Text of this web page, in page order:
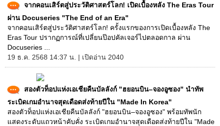
จากคอนเสิร์ตสู่ประวัติศาสตร์โลก! เปิดเบื้องหลัง The Eras Tour
ผ่าน Docuseries "The End of an Era"
จากคอนเสิร์ตสู่ประวัติศาสตร์โลก! ครั้งแรกของการเปิดเบื้องหลัง The
Eras Tour ปรากฏการณ์ที่เปลี่ยนป๊อปคัลเจอร์ไปตลอดกาล ผ่าน
Docuseries ...
19 ธ.ค. 2568 14:37 น. | เปิดอ่าน 2040
สองตัวท็อปแห่งเอเชียคืนบัลลังก์ "ฮยอนบิน–จองอูซอง" นำทัพ
ระเบิดเกมอำนาจสุดเดือดส่งท้ายปีใน "Made In Korea"
สองตัวท็อปแห่งเอเชียคืนบัลลังก์ "ฮยอนบิน–จองอูซอง" พร้อมทัพนัก
แสดงระดับแถวหน้าคับคั่ง ระเบิดเกมอำนาจสุดเดือดส่งท้ายปีใน "Made